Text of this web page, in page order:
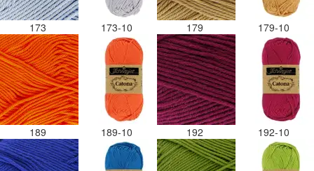
173 173-10 179 179-10
189 189-10 192 192-10